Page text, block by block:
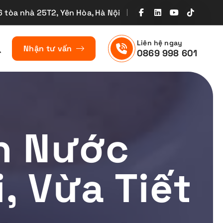
tòa nhà 25T2, Yên Hòa, Hà Nội
Nhận tư vấn
Liên hệ ngay
0869 998 601
Nước
Vừa Tiết